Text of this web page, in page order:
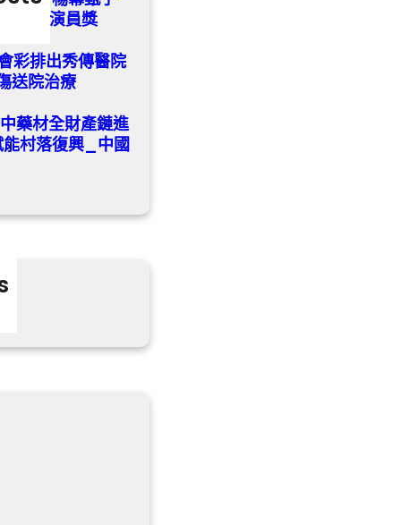
掃興演員獎
彩排出秀傳醫院
送院治療
藥材全財產鏈進
村落復興_中國